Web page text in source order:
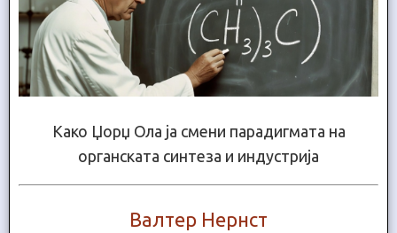
Како Џорџ Ола ја смени парадигмата на
органската синтеза и индустрија
Валтер Нернст